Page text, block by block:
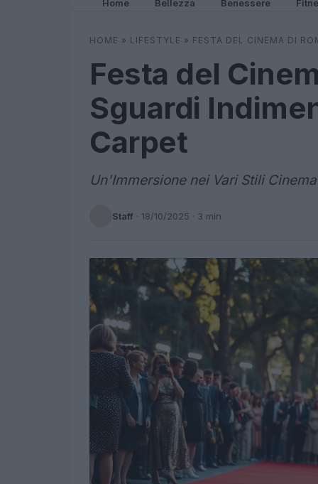
Home Bellezza Benessere
HOME » LIFESTYLE » FESTA DEL CINEMA DI
Festa del
Sguardi
Carpet
Un'Immersione nei Vari Stili
Staff · 18/10/2025 · 3 min